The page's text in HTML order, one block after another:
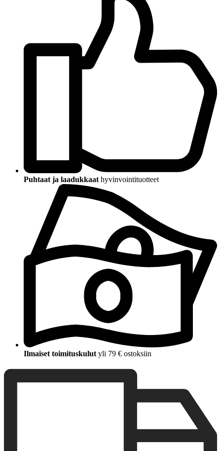
Puhtaat ja laadukkaat hyvinvointituotteet
Ilmaiset toimituskulut yli 79 € ostoksiin